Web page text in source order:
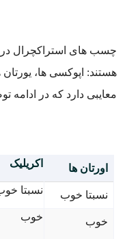
چسب های استراکچرال در
هستند: اپوکسی ها، یورتان
معایبی دارد که در ادامه
اورتان ها اکریلیک
نسبتا خوب نسبتا
خوب خوب